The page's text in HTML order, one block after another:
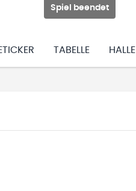
Spiel beendet
TABELLE HALLE